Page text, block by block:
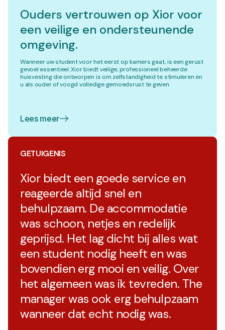
Ouders vertrouwen op Xior voor
een veilige en ondersteunende
omgeving.
Wanneer uw student voor het eerst op kamers gaat, is een gerust
gevoel essentieel. Xior biedt veilige, professioneel beheerde
huisvesting die ontworpen is om zelfstandigheid te stimuleren en
u als ouder of voogd volledige gemoedsrust te geven.
Lees meer
GETUIGENIS
Xior biedt een goede service en
reageerde altijd snel en
behulpzaam. De accommodatie
was schoon, netjes en redelijk
geprijsd. Het lag dicht bij alles wat
een student nodig heeft en was
bovendien erg mooi en veilig. Over
het algemeen was ik tevreden. The
manager was ook erg behulpzaam
wanneer dat echt nodig was.